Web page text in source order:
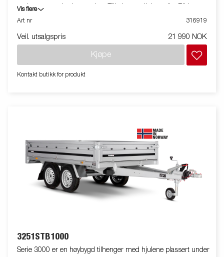
ned som standardutrustning. Tilbehør er tilgjengelig. Bildene er
kun til illustrative hensikter, og kan vise valgfritt utstyr. Frakt,
Vis flere
Art nr
316919
Veil. utsalgspris 21 990 NOK
Kjøpe
Kontakt butikk for produkt
3251STB1000
Serie 3000 er en høybygd tilhenger med hjulene plassert under